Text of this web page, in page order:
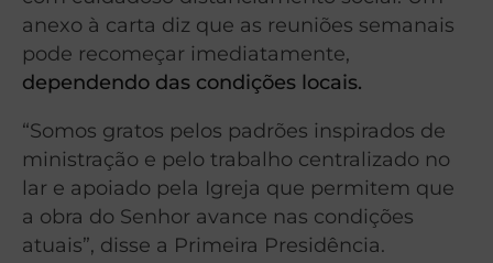
anexo à carta diz que as reuniões semanais
pode recomeçar imediatamente,
dependendo das condições locais.
“Somos gratos pelos padrões inspirados de
ministração e pelo trabalho centralizado no
lar e apoiado pela Igreja que permitem que
a obra do Senhor avance nas condições
atuais”, disse a Primeira Presidência.